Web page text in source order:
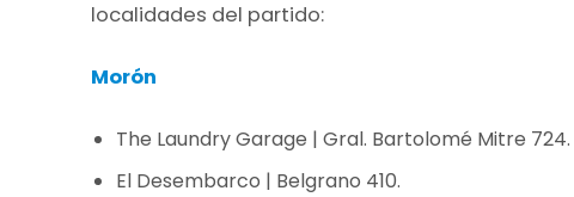
localidades del partido:
Morón
The Laundry Garage | Gral. Bartolomé Mitre 724.
El Desembarco | Belgrano 410.